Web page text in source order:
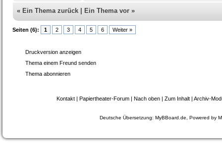
« Ein Thema zurück Ein Thema vor »
Seiten (6): 1 2 3 4 5 6 Weiter »
Druckversion anzeigen
Thema einem Freund senden
Thema abonnieren
Kontakt | Papiertheater-Forum | Nach oben | Zum Inhalt | Archiv-
Deutsche Übersetzung: MyBBoard.de , Powered by